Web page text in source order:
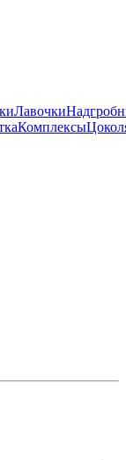
Лавочки
Комплексы